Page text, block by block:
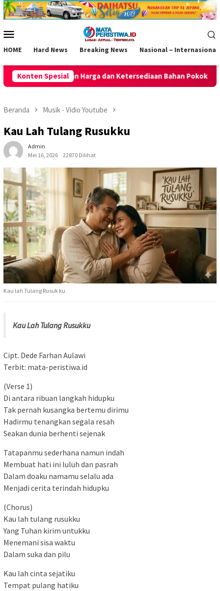
Loncat
ke
Mobile
HOME Hard News Breaking News Nasional – Internasional
Konten Spesial
Ketersediaan Bahan Pokok Tetap Aman Polsek
Beranda Musik - Vidio Youtube
Kau Lah Tulang Rusukku
Admin
Mei 16, 2026
22870 Dilihat
Kau lah Tulang Rusuk ku
Kau Lah Tulang Rusukku
Cipt. Dede Farhan Aulawi
Terbit: mata-peristiwa.id
(Verse 1)
Di antara ribuan langkah hidupku
Tak pernah kusangka bertemu dirimu
Hadirmu tenangkan segala resah
Seakan dunia berhenti sejenak
Tatapanmu sederhana namun indah
Membuat hati ini luluh dan pasrah
Dalam doaku namamu selalu ada
Menjadi cerita terindah hidupku
(Chorus)
Kau lah tulang rusukku
Yang Tuhan kirim untukku
Menemani sisa waktu
Dalam suka dan pilu
Kau lah cinta sejatiku
Tempat pulang hatiku